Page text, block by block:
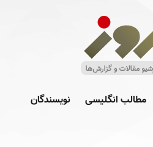
مطالب انگلیسی نویسندگان